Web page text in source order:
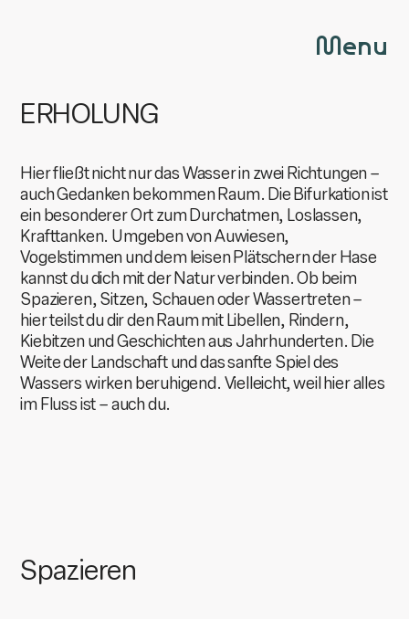
Menu
ERHOLUNG
Hier fließt nicht nur das Wasser in zwei Richtungen –
auch Gedanken bekommen Raum. Die Bifurkation ist
ein besonderer Ort zum Durchatmen, Loslassen,
Krafttanken. Umgeben von Auwiesen,
Vogelstimmen und dem leisen Plätschern der Hase
kannst du dich mit der Natur verbinden. Ob beim
Spazieren, Sitzen, Schauen oder Wassertreten –
hier teilst du dir den Raum mit Libellen, Rindern,
Kiebitzen und Geschichten aus Jahrhunderten. Die
Weite der Landschaft und das sanfte Spiel des
Wassers wirken beruhigend. Vielleicht, weil hier alles
im Fluss ist – auch du.
Spazieren